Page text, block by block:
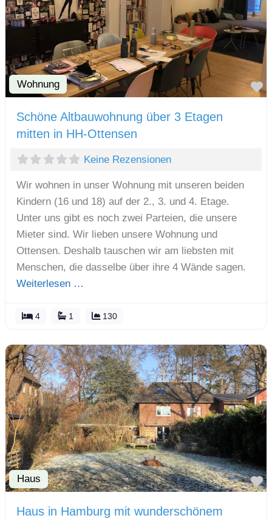
Wohnung
Schöne Altbauwohnung über 3 Etagen
mitten in HH-Ottensen
Keine Rezensionen
Wir wohnen in unser Wohnung mit unseren beiden
Kindern (16 und 18) auf der 2., 3. und 4. Etage.
Unter uns gibt es noch zwei Parteien, die unsere
Mieter sind. Wir lieben unsere Wohnung und
Ottensen. Deshalb tauschen wir am liebsten mit
Menschen, die dasselbe über ihre 4 Wände sagen.
Weiterlesen …
4 1 130
Haus
Haus in Hamburg mit wunderschönem